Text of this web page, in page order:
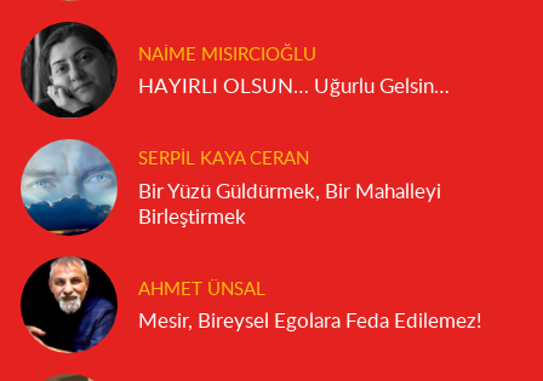
NAIME MISIRCIOĞLU
HAYIRLI OLSUN… Uğurlu Gelsin…
SERPIL KAYA CERAN
Bir Yüzü Güldürmek, Bir Mahalleyi
Birleştirmek
AHMET ÜNSAL
Mesir, Bireysel Egolara Feda Edilemez!